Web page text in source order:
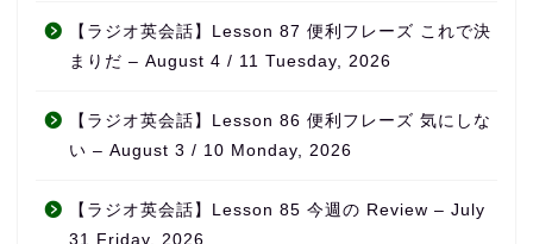
【ラジオ英会話】Lesson 87 便利フレーズ これで決
まりだ – August 4 / 11 Tuesday, 2026
【ラジオ英会話】Lesson 86 便利フレーズ 気にしな
い – August 3 / 10 Monday, 2026
【ラジオ英会話】Lesson 85 今週の Review – July
31 Friday, 2026